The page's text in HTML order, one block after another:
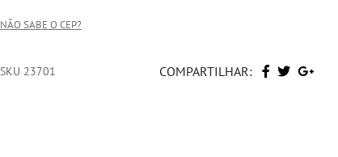
NÃO SABE O CEP?
SKU 23701 COMPARTILHAR: